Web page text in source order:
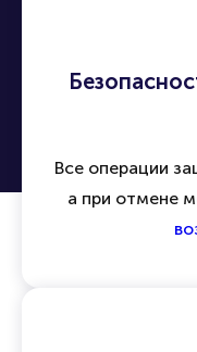
Все операции
а при отмене